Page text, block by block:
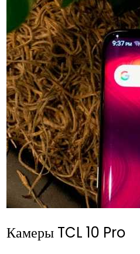
Камеры TCL 10 Pro